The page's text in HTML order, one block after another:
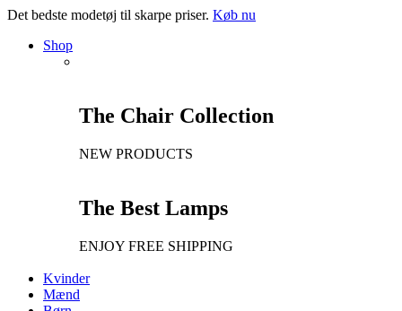
Det bedste modetøj til skarpe priser. Køb nu
Shop
The Chair Collection
NEW PRODUCTS
The Best Lamps
ENJOY FREE SHIPPING
Kvinder
Mænd